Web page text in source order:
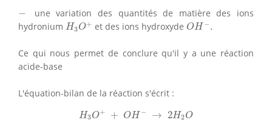
−
−
une variation des quantités de matière des ions
hydronium H3O+
H3O+ et des ions hydroxyde OH − .
OH−.
Ce qui nous permet de conclure qu'il y a une réaction
acide-base
L'équation-bilan de la réaction s'écrit :
H3O+ + OH − → 2H2O
H 3O + OH− H2O